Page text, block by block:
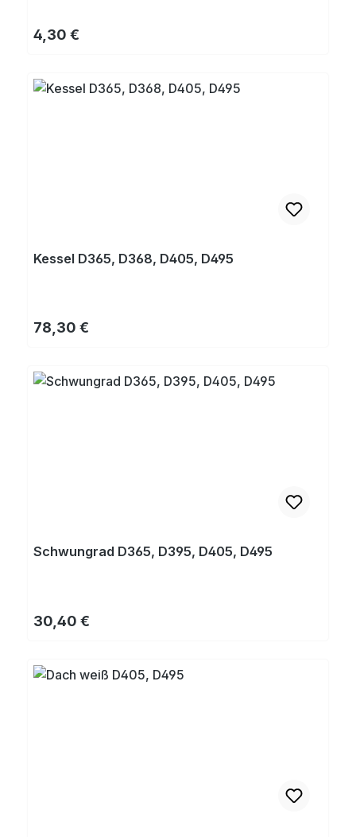
Regulärer Preis:
4,30 €
Kessel D365, D368, D405, D495
Regulärer Preis:
78,30 €
Schwungrad D365, D395, D405, D495
Regulärer Preis:
30,40 €